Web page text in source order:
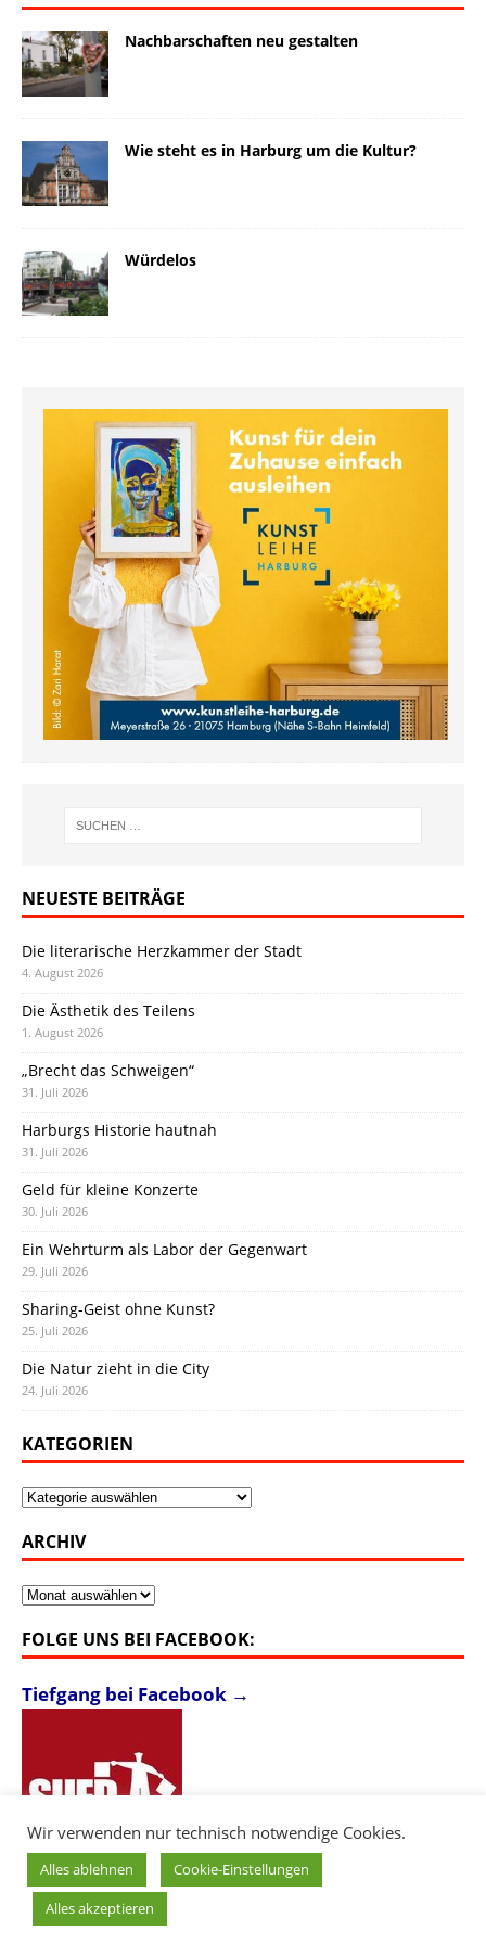
Nachbarschaften neu gestalten
Wie steht es in Harburg um die Kultur?
Würdelos
NEUESTE BEITRÄGE
Die literarische Herzkammer der Stadt
4. August 2026
Die Ästhetik des Teilens
1. August 2026
„Brecht das Schweigen“
31. Juli 2026
Harburgs Historie hautnah
31. Juli 2026
Geld für kleine Konzerte
30. Juli 2026
Ein Wehrturm als Labor der Gegenwart
29. Juli 2026
Sharing-Geist ohne Kunst?
25. Juli 2026
Die Natur zieht in die City
24. Juli 2026
KATEGORIEN
Kategorien
ARCHIV
Archiv
FOLGE UNS BEI FACEBOOK:
Tiefgang bei Facebook →
Wir verwenden nur technisch notwendige Cookies.
Alles ablehnen
Cookie-Einstellungen
Alles akzeptieren